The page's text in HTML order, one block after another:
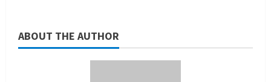
ABOUT THE AUTHOR